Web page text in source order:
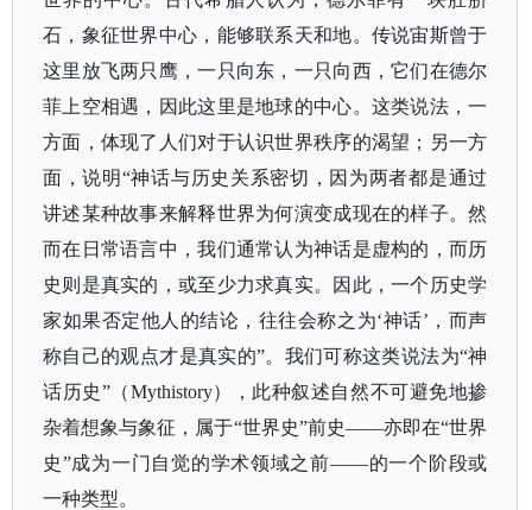
石，象征世界中心，能够联系天和地。传说宙斯曾于
这里放飞两只鹰，一只向东，一只向西，它们在德尔
菲上空相遇，因此这里是地球的中心。这类说法，一
方面，体现了人们对于认识世界秩序的渴望；另一方
面，说明“神话与历史关系密切，因为两者都是通过
讲述某种故事来解释世界为何演变成现在的样子。然
而在日常语言中，我们通常认为神话是虚构的，而历
史则是真实的，或至少力求真实。因此，一个历史学
家如果否定他人的结论，往往会称之为‘神话’，而声
称自己的观点才是真实的”。我们可称这类说法为“神
话历史”（Mythistory），此种叙述自然不可避免地掺
杂着想象与象征，属于“世界史”前史——亦即在“世界
史”成为一门自觉的学术领域之前——的一个阶段或
一种类型。